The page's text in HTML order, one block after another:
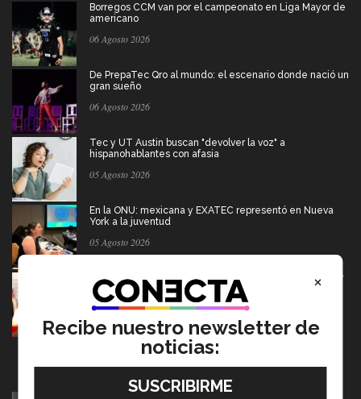
Borregos CCM van por el campeonato en Liga Mayor de
americano
06 Agosto 2026
De PrepaTec Qro al mundo: el escenario donde nació un
gran sueño
06 Agosto 2026
Tec y UT Austin buscan "devolver la voz" a
hispanohablantes con afasia
05 Agosto 2026
En la ONU: mexicana y EXATEC representó en Nueva
York a la juventud
05 Agosto 2026
El escritor que dice que la derrota también merece ser
contada
05 Agosto 2026
×
Recibe nuestro newsletter de
noticias: